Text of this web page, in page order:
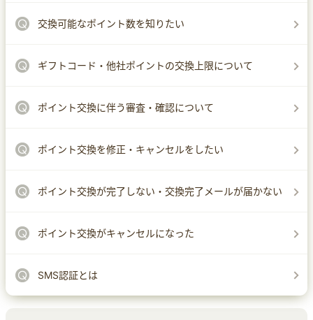
交換可能なポイント数を知りたい
ギフトコード・他社ポイントの交換上限について
ポイント交換に伴う審査・確認について
ポイント交換を修正・キャンセルをしたい
ポイント交換が完了しない・交換完了メールが届かない
ポイント交換がキャンセルになった
SMS認証とは